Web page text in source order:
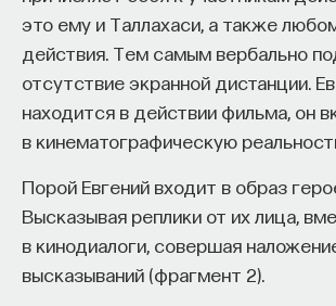
это ему и Таллахаси, а также
действия. Тем самым вербально
отсутствие экранной дистанции.
находится в действии фильма, он
в кинематографическую
Порой Евгений входит в образ
Высказывая реплики от их лица,
в кинодиалоги, совершая
высказываний (фрагмент 2).